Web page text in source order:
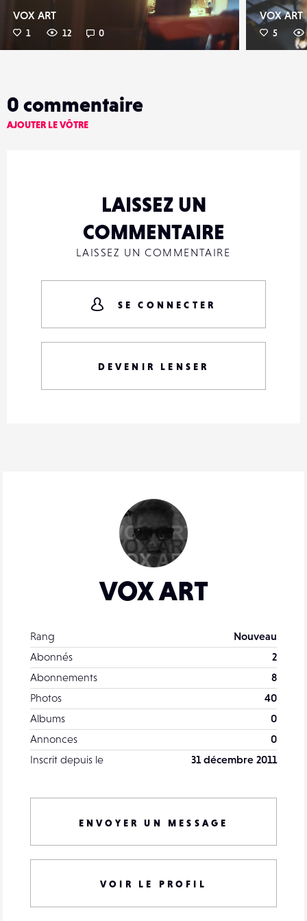
VOX ART
1 12 0
VOX ART
5
VOX ART
Rang
Nouveau
Abonnés
2
Abonnements
8
Photos
40
Albums
0
Annonces
0
Inscrit depuis le
31 décembre 2011
ENVOYER UN MESSAGE
VOIR LE PROFIL
0 commentaire
AJOUTER LE VÔTRE
LAISSEZ UN
COMMENTAIRE
LAISSEZ UN COMMENTAIRE
SE CONNECTER
DEVENIR LENSER